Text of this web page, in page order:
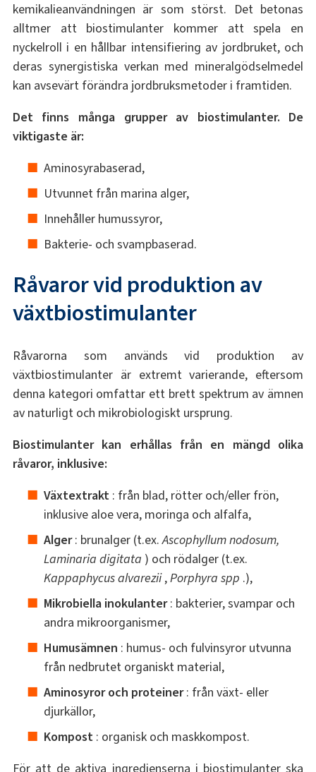
kemikalieanvändningen är som störst. Det betonas
alltmer att biostimulanter kommer att spela en
nyckelroll i en hållbar intensifiering av jordbruket, och
deras synergistiska verkan med mineralgödselmedel
kan avsevärt förändra jordbruksmetoder i framtiden.
Det finns många grupper av biostimulanter. De
viktigaste är:
Aminosyrabaserad,
Utvunnet från marina alger,
Innehåller humussyror,
Bakterie- och svampbaserad.
Råvaror vid produktion av
växtbiostimulanter
Råvarorna som används vid produktion av
växtbiostimulanter är extremt varierande, eftersom
denna kategori omfattar ett brett spektrum av ämnen
av naturligt och mikrobiologiskt ursprung.
Biostimulanter kan erhållas från en mängd olika
råvaror, inklusive:
Växtextrakt: från blad, rötter och/eller frön,
inklusive aloe vera, moringa och alfalfa,
Alger: brunalger (t.ex.Ascophyllum nodosum,
Laminaria digitata ) och rödalger (t.ex.
Kappaphycus alvarezii,Porphyra spp .),
Mikrobiella inokulanter: bakterier, svampar och
andra mikroorganismer,
Humusämnen : humus- och fulvinsyror utvunna
från nedbrutet organiskt material,
Aminosyror och proteiner: från växt- eller
djurkällor,
Kompost: organisk och maskkompost.